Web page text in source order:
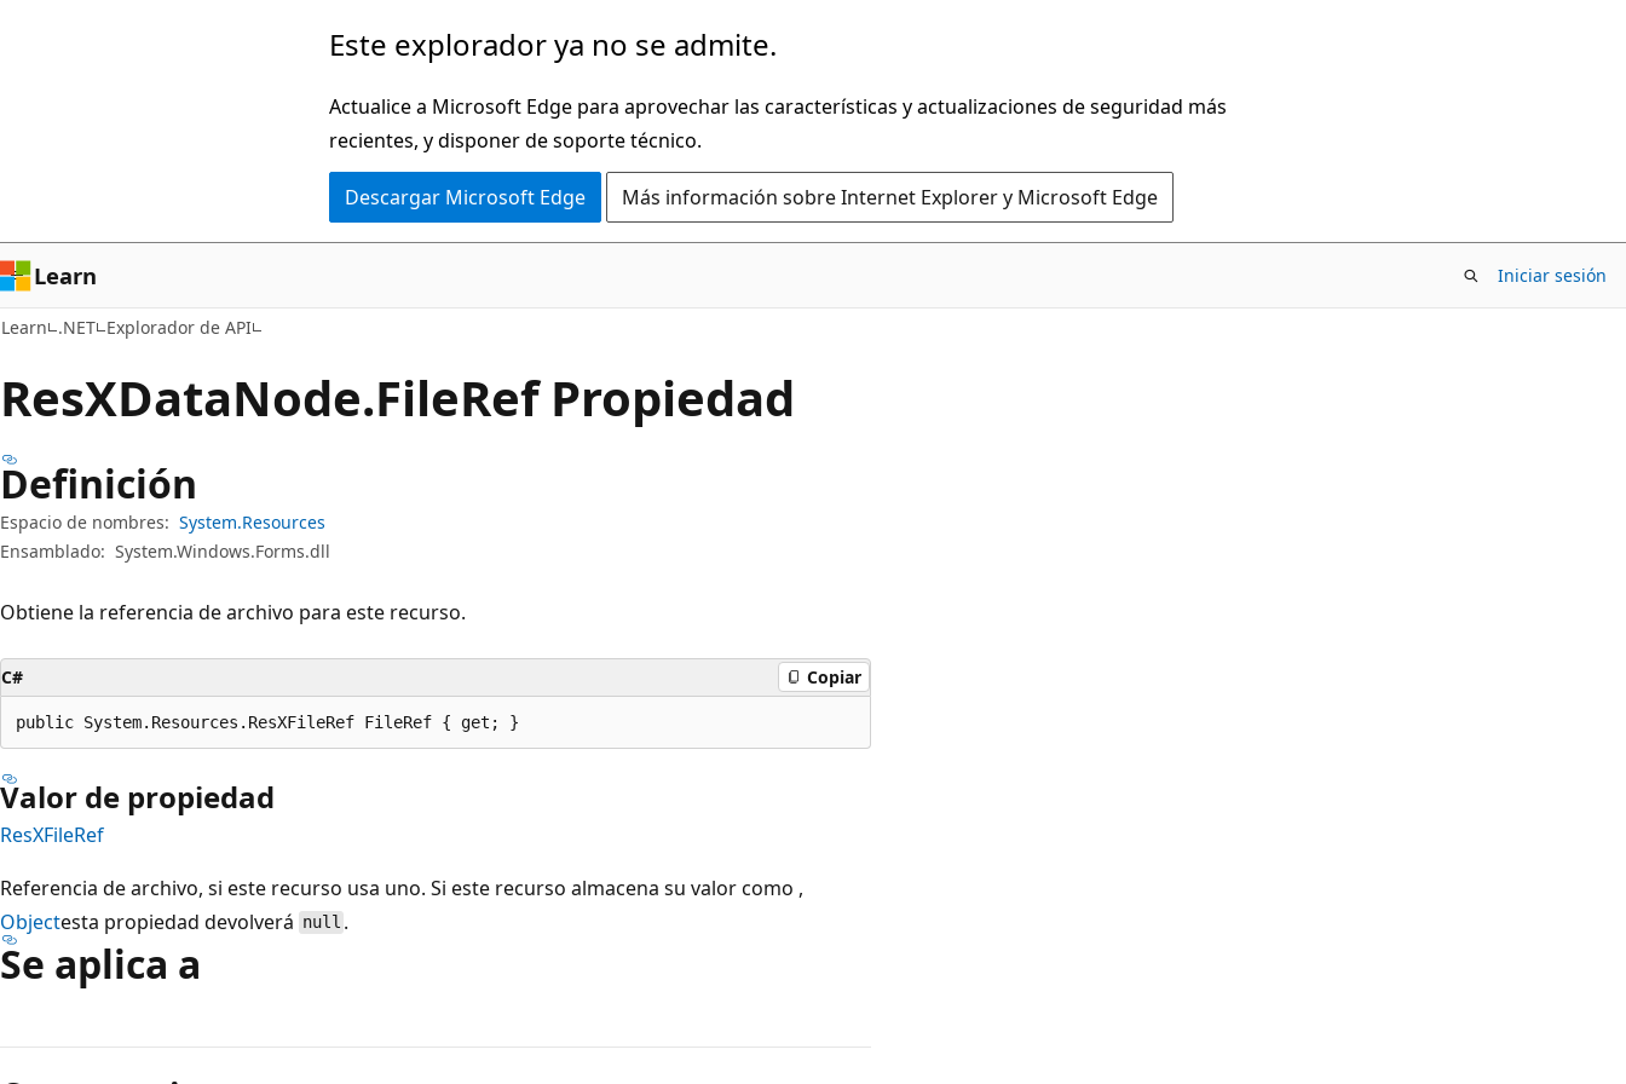
página
Este explorador ya no se admite.
Actualice a Microsoft Edge para aprovechar las características y actualizaciones de seguridad más
recientes, y disponer de soporte técnico.
Descargar Microsoft Edge Más información sobre Internet Explorer y Microsoft Edge
Learn Iniciar sesión
Learn .NET Explorador de API
ResXDataNode.FileRef Propiedad
Definición
Espacio de nombres: System.Resources
Ensamblado: System.Windows.Forms.dll
Obtiene la referencia de archivo para este recurso.
C# Copiar
public System.Resources.ResXFileRef FileRef { get; }
Valor de propiedad
ResXFileRef
Referencia de archivo, si este recurso usa uno. Si este recurso almacena su valor como ,
Objectesta propiedad devolverá null .
Se aplica a
de